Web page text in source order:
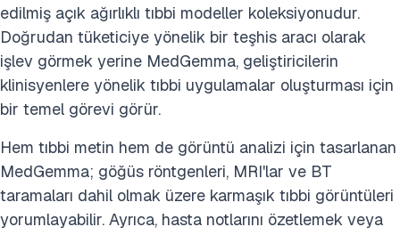
edilmiş açık ağırlıklı tıbbi modeller koleksiyonudur.
Doğrudan tüketiciye yönelik bir teşhis aracı olarak
işlev görmek yerine MedGemma, geliştiricilerin
klinisyenlere yönelik tıbbi uygulamalar oluşturması için
bir temel görevi görür.
Hem tıbbi metin hem de görüntü analizi için tasarlanan
MedGemma; göğüs röntgenleri, MRI'lar ve BT
taramaları dahil olmak üzere karmaşık tıbbi görüntüleri
yorumlayabilir. Ayrıca, hasta notlarını özetlemek veya